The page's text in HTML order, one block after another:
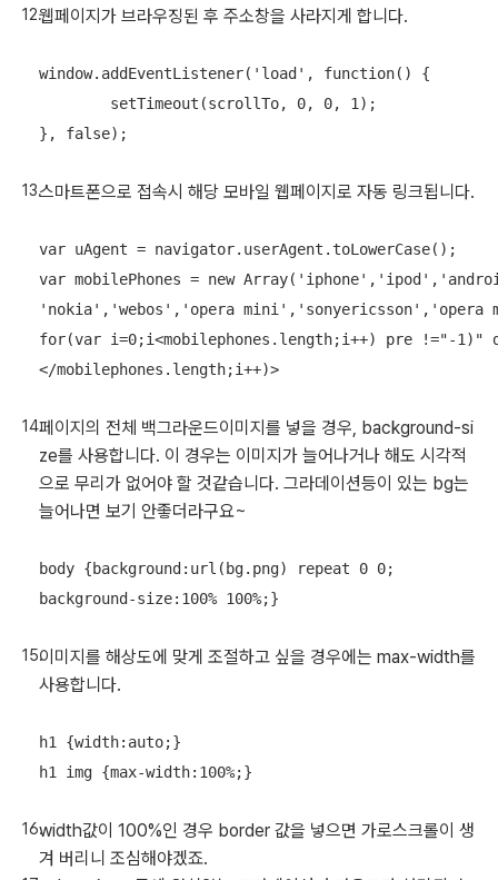
웹페이지가 브라우징된 후 주소창을 사라지게 합니다.
window.addEventListener('load', function() {
스마트폰으로 접속시 해당 모바일 웹페이지로 자동 링크됩니다.
var uAgent = navigator.userAgent.toLowerCase();
var mobilePhones = new
'nokia','webos','opera mini','sonyericsson','opera
for(var i=0;i<mobilephones.length;i++) pre !="-1)"
</mobilephones.length;i++)>
페이지의 전체 백그라운드이미지를 넣을 경우, background-si
ze를 사용합니다. 이 경우는 이미지가 늘어나거나 해도 시각적
으로 무리가 없어야 할 것같습니다. 그라데이션등이 있는 bg는
늘어나면 보기 안좋더라구요~
body {background:url(bg.png) repeat 0 0;
이미지를 해상도에 맞게 조절하고 싶을 경우에는 max-width를
사용합니다.
h1 {width:auto;}
width값이 100%인 경우 border 값을 넣으면 가로스크롤이 생
겨 버리니 조심해야겠죠.